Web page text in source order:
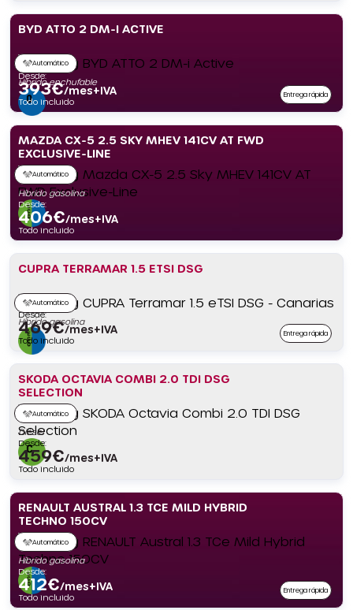
BYD ATTO 2 DM-I ACTIVE
Automático
Híbrido enchufable
Desde:
393€/mes+IVA
Todo incluido
Entrega rápida
MAZDA CX-5 2.5 SKY MHEV 141CV AT FWD
EXCLUSIVE-LINE
Automático
Híbrido gasolina
Desde:
406€/mes+IVA
Todo incluido
CUPRA TERRAMAR 1.5 ETSI DSG
Automático
Híbrido gasolina
Desde:
469€/mes+IVA
Todo incluido
Entrega rápida
SKODA OCTAVIA COMBI 2.0 TDI DSG
SELECTION
Automático
Diésel
Desde:
459€/mes+IVA
Todo incluido
RENAULT AUSTRAL 1.3 TCE MILD HYBRID
TECHNO 150CV
Automático
Híbrido gasolina
Desde:
412€/mes+IVA
Todo incluido
Entrega rápida